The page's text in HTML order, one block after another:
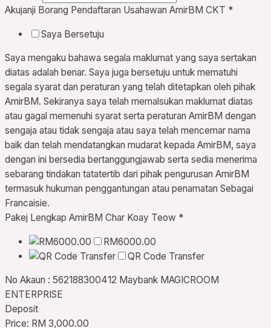
Akujanji Borang Pendaftaran Usahawan AmirBM CKT *
Saya Bersetuju
Saya mengaku bahawa segala maklumat yang saya sertakan
diatas adalah benar. Saya juga bersetuju untuk mematuhi
segala syarat dan peraturan yang telah ditetapkan oleh pihak
AmirBM. Sekiranya saya telah memalsukan maklumat diatas
atau gagal memenuhi syarat serta peraturan AmirBM dengan
sengaja atau tidak sengaja atau saya telah mencemar nama
baik dan telah mendatangkan mudarat kepada AmirBM, saya
dengan ini bersedia bertanggungjawab serta sedia menerima
sebarang tindakan tatatertib dari pihak pengurusan AmirBM
termasuk hukuman penggantungan atau penamatan Sebagai
Francaisie.
Pakej Lengkap AmirBM Char Koay Teow *
RM6000.00
QR Code Transfer
No Akaun : 562188300412 Maybank MAGICROOM
ENTERPRISE
Deposit
Price: RM 3,000.00